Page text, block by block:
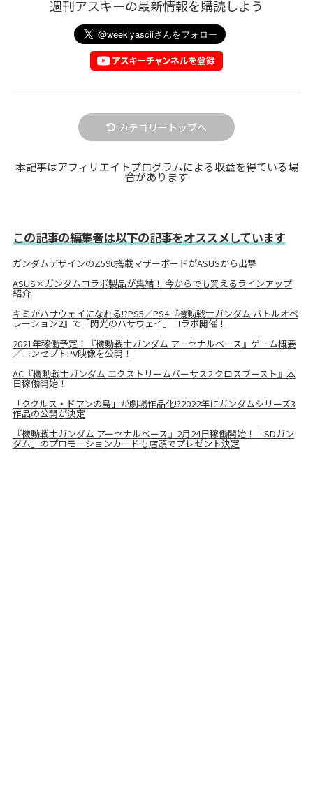
週刊アスキーの最新情報を購読しよう
カテゴリートップへ
本記事はアフィリエイトプログラムによる収益を得ている場
合があります
この記事の編集者は以下の記事をオススメしています
ガンダムデザインのZ590搭載マザーボードがASUSから出撃
ASUS×ガンダムコラボ製品が集結！ 今からでも買えるラインアップ
紹介
キミがハサウェイになれる!?PS5／PS4『機動戦士ガンダム バトルオペ
レーション2』で「閃光のハサウェイ」コラボ開催！
2021年稼働予定！『機動戦士ガンダム アーセナルベース』ゲーム概要
／コンセプトPV映像を公開！
AC『機動戦士ガンダム エクストリームバーサス2 クロスブースト』本
日稼働開始！
「ククルス・ドアンの島」が劇場作品化!?2022年にガンダムシリーズ3
作品の公開が決定
『機動戦士ガンダム アーセナルベース』2月24日稼働開始！「SDガン
ダム」のプロモーションカードも店頭でプレゼント決定